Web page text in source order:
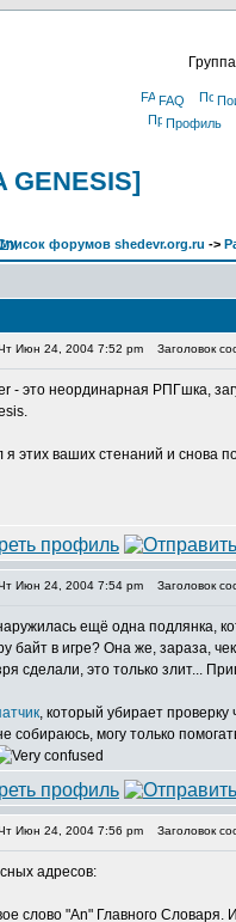
FAQ
Профиль
GENESIS]
форумов shedevr.org.ru ->
Июн 24, 2004 7:52 pm Заголовок
- это неординарная РПГшка,
этих ваших стенаний и снова
Июн 24, 2004 7:54 pm Заголовок
ещё одна подлянка,
байт в игре? Она же, зараза,
сделали, это только злит...
, который убирает
собираюсь, могу только
Июн 24, 2004 7:56 pm Заголовок
адресов:
слово "An" Главного Словаря.